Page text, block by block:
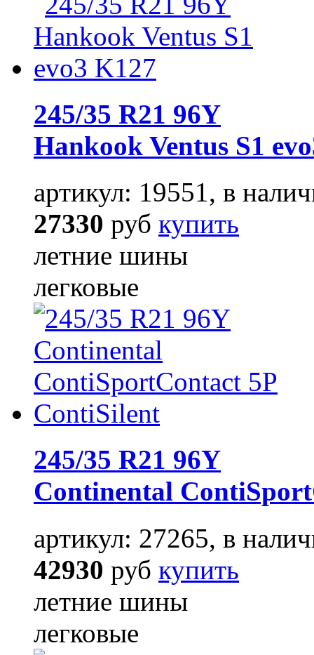
245/35 R21 96Y
Hankook Ventus S1
артикул: 19551, в
27330 руб купить
летние шины
легковые
245/35 R21 96Y
Continental
артикул: 27265, в
42930 руб купить
летние шины
легковые